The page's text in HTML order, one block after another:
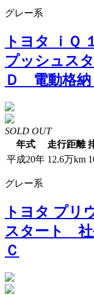
グレー系
トヨタ ｉＱ
プッシュス
Ｄ 電動格納
SOLD OUT
年式
走行距離
平成20年 12.6万km
グレー系
トヨタ プリ
スタート
Ｃ